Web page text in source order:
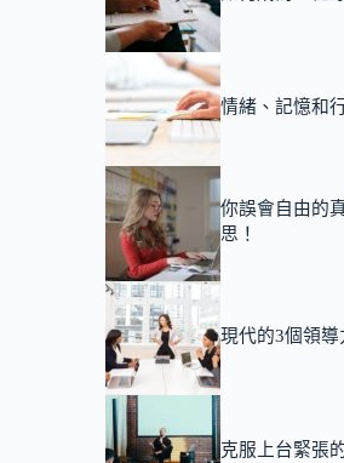
情緒、記憶和
你誤會自由的
思！
現代的3個領
克服上台緊張